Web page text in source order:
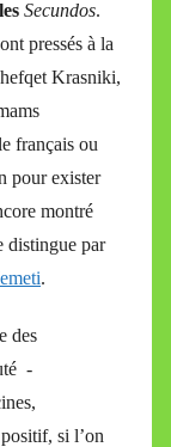
Secundos.
pressés à la
Krasniki,
français ou
pour exister
montré
distingue par
.
des
-
si l’on